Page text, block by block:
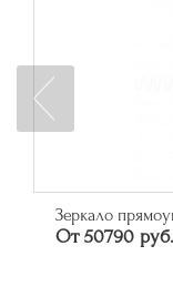
Зеркало
От 50790 руб.